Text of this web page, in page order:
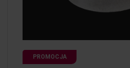
PROMOCJA